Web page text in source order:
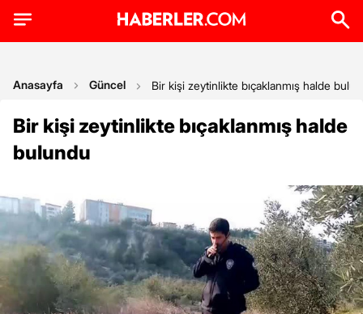
Anasayfa Güncel Bir kişi zeytinlikte bıçaklanmış halde
Bir kişi zeytinlikte bıçaklanmış halde
bulundu